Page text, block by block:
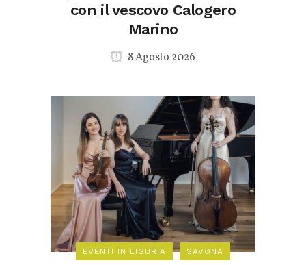
con il vescovo Calogero
Marino
8 Agosto 2026
EVENTI IN LIGURIA SAVONA